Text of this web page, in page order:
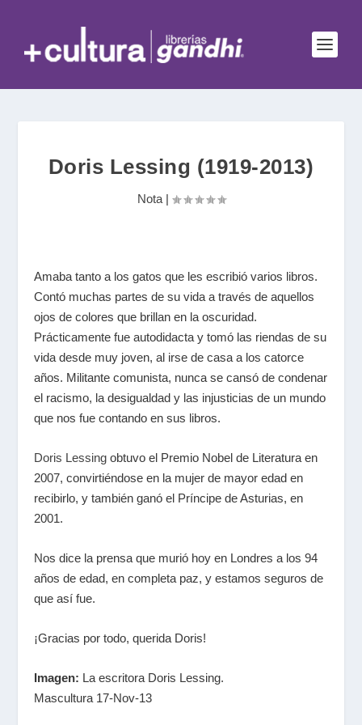
Doris Lessing (1919-2013)
Nota|
Amaba tanto a los gatos que les escribió varios libros.
Contó muchas partes de su vida a través deaquellos
ojos de colores que brillan en la oscuridad.
Prácticamente fue autodidacta y tomó las riendasde su
vida desde muy joven, al irse de casa a los catorce
años. Militante comunista, nunca se cansó decondenar
el racismo, la desigualdad y las injusticias de un mundo
que nos fue contando en sus libros.
Doris Lessing obtuvo el Premio Nobel de Literatura en
2007, convirtiéndose en la mujer de mayor edad en
recibirlo, ytambién ganó el Príncipe de Asturias, en
2001.
Nos dice la prensa que murió hoy en Londres a los 94
años de edad, en completa paz, y estamos segurosde
que así fue.
¡Gracias por todo, querida Doris!
Imagen: La escritora Doris Lessing.
Mascultura 17-Nov-13